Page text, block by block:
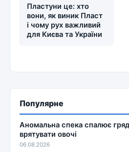
Пластуни це: хто
вони, як виник Пласт
і чому рух важливий
для Києва та України
Популярне
Аномальна спека спалює
врятувати овочі
06.08.2026